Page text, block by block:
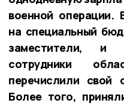
военной операции.
на специальный
заместители, и
сотрудники
перечислили свой
Более того,